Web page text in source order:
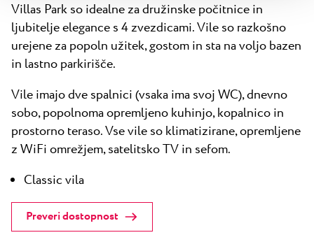
Villas Park so idealne za družinske počitnice in
ljubitelje elegance s 4 zvezdicami. Vile so razkošno
urejene za popoln užitek, gostom in sta na voljo bazen
in lastno parkirišče.
Vile imajo dve spalnici (vsaka ima svoj WC), dnevno
sobo, popolnoma opremljeno kuhinjo, kopalnico in
prostorno teraso. Vse vile so klimatizirane, opremljene
z WiFi omrežjem, satelitsko TV in sefom.
Classic vila
Preveri dostopnost